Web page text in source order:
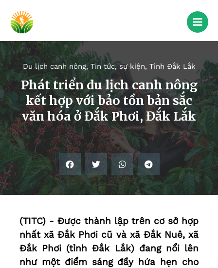
Du lịch canh nông, Tin tức, sự kiện, Tỉnh Đắk Lắk
Phát triển du lịch canh nông
kết hợp với bảo tồn bản sắc
văn hóa ở Đắk Phơi, Đắk Lắk
(TITC) - Được thành lập trên cơ sở hợp
nhất xã Đắk Phơi cũ và xã Đắk Nuê, xã
Đắk Phơi (tỉnh Đắk Lắk) đang nổi lên
như một điểm sáng đầy hứa hẹn cho